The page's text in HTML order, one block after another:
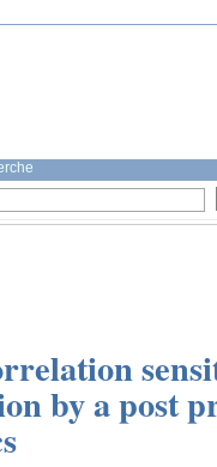
by a post